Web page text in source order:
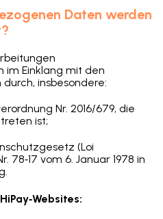
Daten werden
im Einklang mit den
insbesondere:
Nr. 2016/679, die
ist;
(Loi
vom 6. Januar 1978 in